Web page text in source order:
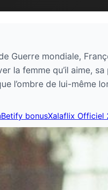
Guerre mondiale,
la femme qu’il aime,
l’ombre de lui-
Betify bonusXalaflix Officiel